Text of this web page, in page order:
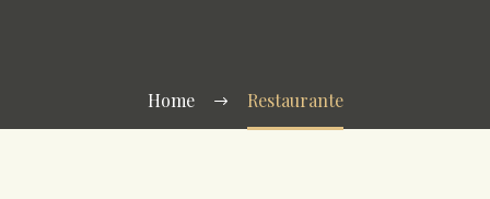
Home Restaurante